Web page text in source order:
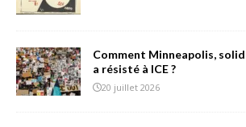
Comment Minneapolis,
a résisté à ICE ?
20 juillet 2026